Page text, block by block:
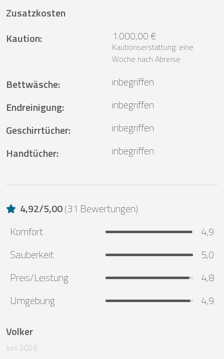
Zusatzkosten
Kaution: 1.000,00 €
Kautionserstattung: eine
Woche nach Abreise
Bettwäsche:
inbegriffen
Endreinigung:
inbegriffen
Geschirrtücher:
inbegriffen
Handtücher: inbegriffen
4,92/5,00(31 Bewertungen)
Komfort
4,9
Sauberkeit
5,0
Preis/Leistung
4,8
Umgebung
4,9
Volker
Juni 2026